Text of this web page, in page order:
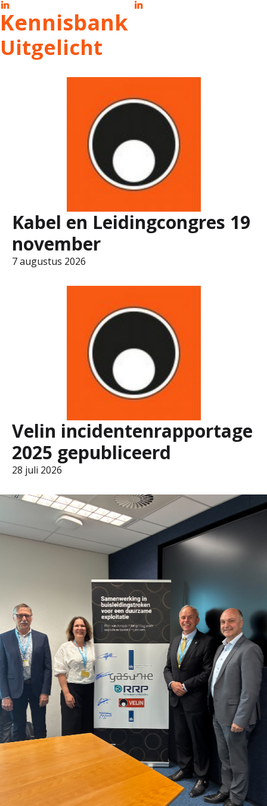
Kennisbank
Uitgelicht
Kabel en Leidingcongres 19
november
7 augustus 2026
Velin incidentenrapportage
2025 gepubliceerd
28 juli 2026